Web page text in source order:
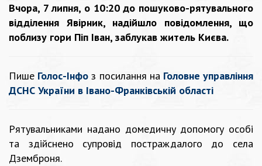
Вчора, 7 липня, о 10:20 до пошуково-рятувального
відділення Явірник, надійшло повідомлення, що
поблизу гори Піп Іван, заблукав житель Києва.
Пише Голос-Інфо з посилання на Головне управління
ДСНС України в Івано-Франківській області
Рятувальниками надано домедичну допомогу особі
та здійснено супровід постраждалого до села
Дземброня.